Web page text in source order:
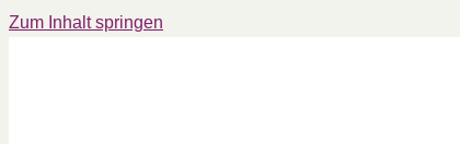
Zum Inhalt springen